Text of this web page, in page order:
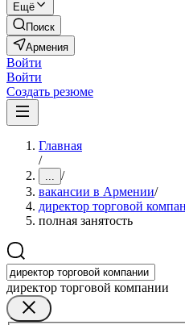
Ещё
Поиск
Армения
Войти
Войти
Создать резюме
Главная
/
... /
вакансии в Армении/
директор торговой
полная занятость
директор торговой компании